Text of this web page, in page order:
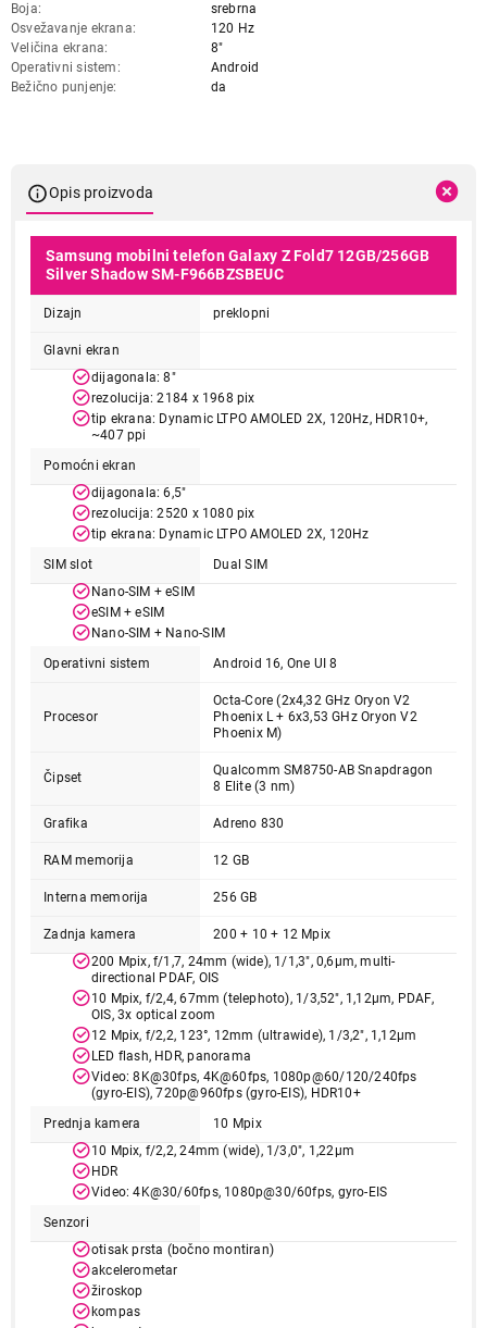
Boja
srebrna
Osvežavanje ekrana
120 Hz
Veličina ekrana
8"
Operativni sistem
Android
Bežično punjenje
da
Opis proizvoda
Samsung mobilni telefon Galaxy Z Fold7 12GB/256GB
Silver Shadow SM-F966BZSBEUC
Dizajn preklopni
Glavni ekran
dijagonala: 8"
rezolucija: 2184 x 1968 pix
tip ekrana: Dynamic LTPO AMOLED 2X, 120Hz, HDR10+,
~407 ppi
Pomoćni ekran
dijagonala: 6,5"
rezolucija: 2520 x 1080 pix
tip ekrana: Dynamic LTPO AMOLED 2X, 120Hz
SIM slot
Dual SIM
Nano-SIM + eSIM
eSIM + eSIM
Nano-SIM + Nano-SIM
Operativni sistem
Android 16, One UI 8
Procesor
Octa-Core (2x4,32 GHz Oryon V2
Phoenix L + 6x3,53 GHz Oryon V2
Phoenix M)
Čipset
Qualcomm SM8750-AB Snapdragon
8 Elite (3 nm)
Grafika Adreno 830
RAM memorija 12 GB
Interna memorija 256 GB
Zadnja kamera
200 + 10 + 12 Mpix
200 Mpix, f/1,7, 24mm (wide), 1/1,3", 0,6µm, multi-
directional PDAF, OIS
10 Mpix, f/2,4, 67mm (telephoto), 1/3,52", 1,12µm, PDAF,
OIS, 3x optical zoom
12 Mpix, f/2,2, 123°, 12mm (ultrawide), 1/3,2", 1,12µm
LED flash, HDR, panorama
Video: 8K@30fps, 4K@60fps, 1080p@60/120/240fps
(gyro-EIS), 720p@960fps (gyro-EIS), HDR10+
Prednja kamera
10 Mpix
10 Mpix, f/2,2, 24mm (wide), 1/3,0", 1,22µm
HDR
Video: 4K@30/60fps, 1080p@30/60fps, gyro-EIS
Senzori
otisak prsta (bočno montiran)
akcelerometar
žiroskop
kompas
209.999,00
Silver Shadow SM-F966BZSBEUC
Ukupno u korpi: 0,00
Nastavi kupovinu
Završi kupovinu